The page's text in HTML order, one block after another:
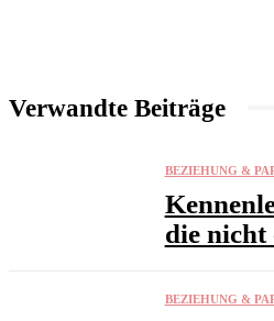
Verwandte Beiträge
BEZIEHUNG &
die nicht
BEZIEHUNG &